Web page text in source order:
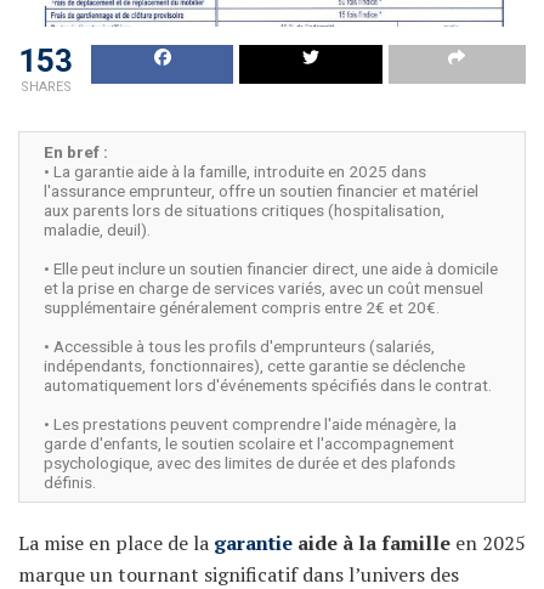
153
SHARES
En bref :
• La garantie aide à la famille, introduite en 2025 dans
l'assurance emprunteur, offre un soutien financier et matériel
aux parents lors de situations critiques (hospitalisation,
maladie, deuil).
• Elle peut inclure un soutien financier direct, une aide à domicile
et la prise en charge de services variés, avec un coût mensuel
supplémentaire généralement compris entre 2€ et 20€.
• Accessible à tous les profils d'emprunteurs (salariés,
indépendants, fonctionnaires), cette garantie se déclenche
automatiquement lors d'événements spécifiés dans le contrat.
• Les prestations peuvent comprendre l'aide ménagère, la
garde d'enfants, le soutien scolaire et l'accompagnement
psychologique, avec des limites de durée et des plafonds
définis.
La mise en place de la garantie aide à la famille en 2025
marque un tournant significatif dans l’univers des